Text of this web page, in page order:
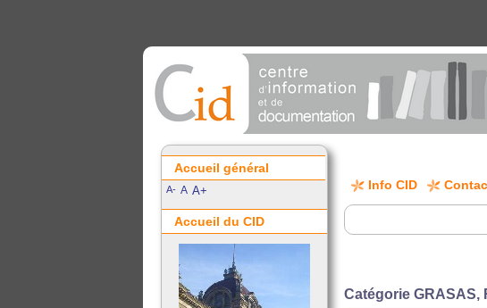
Info CID
Catégorie GRASAS,
Accueil général
A- A A+
Accueil du CID